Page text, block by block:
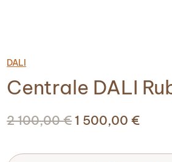
DALI
Centrale DALI
2 100,00€ Le
initial
1 500,00€Le